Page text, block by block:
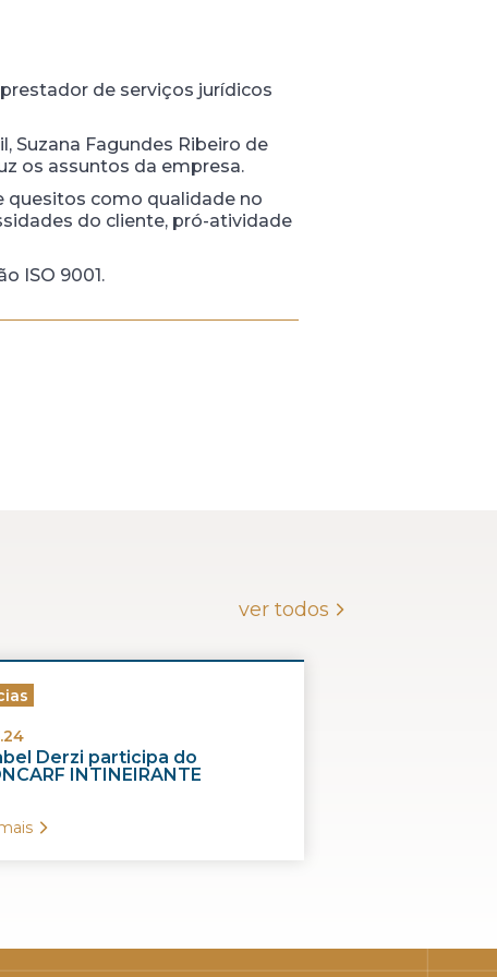
de serviços jurídicos
Suzana Fagundes Ribeiro de
os assuntos da empresa.
quesitos como qualidade no
do cliente, pró-atividade
ISO 9001.
ver todos
Derzi participa do
INTINEIRANTE